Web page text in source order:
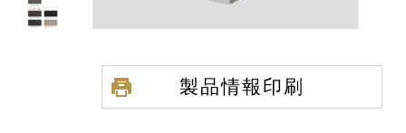
製品情報印刷